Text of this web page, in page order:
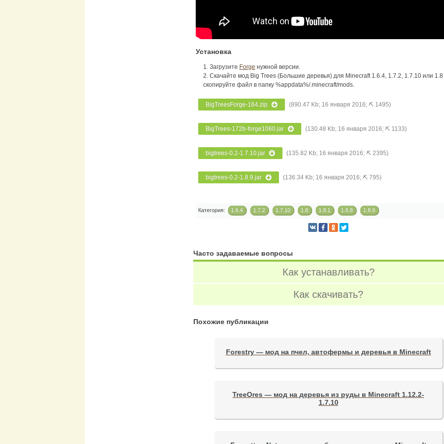
Установка
Загрузите Forge нужной версии.
Скачайте мод Big Trees (Большие деревья) для Minecraft 1.6.4, 1.7.2, 1.7.10 или 1.8
скопируйте файл в папку %appdata%/.minecraft/mods.
BigTreesForge-164.zip (890.47 Kb; 16 января 2016; ⛏ 1495)
BigTrees-172b-forge1060.jar (130.48 Kb; 16 января 2016; ⛏ 1133)
bigtrees-0.2-1.7.10.jar (135.82 Kb; 16 января 2016; ⛏ 2395)
bigtrees-0.2-1.8.9.jar (136.34 Kb; 16 января 2016; ⛏ 795)
Категория: 1.6.4 1.7.2 1.7.10 1.8 1.8.1 1.8.8 1.8.9
Часто задаваемые вопросы
Как устанавливать?
Как скачивать?
Похожие публикации
Forestry — мод на пчел, автофермы и деревья в Minecraft
TreeOres — мод на деревья из руды в Minecraft 1.12.2-
1.7.10